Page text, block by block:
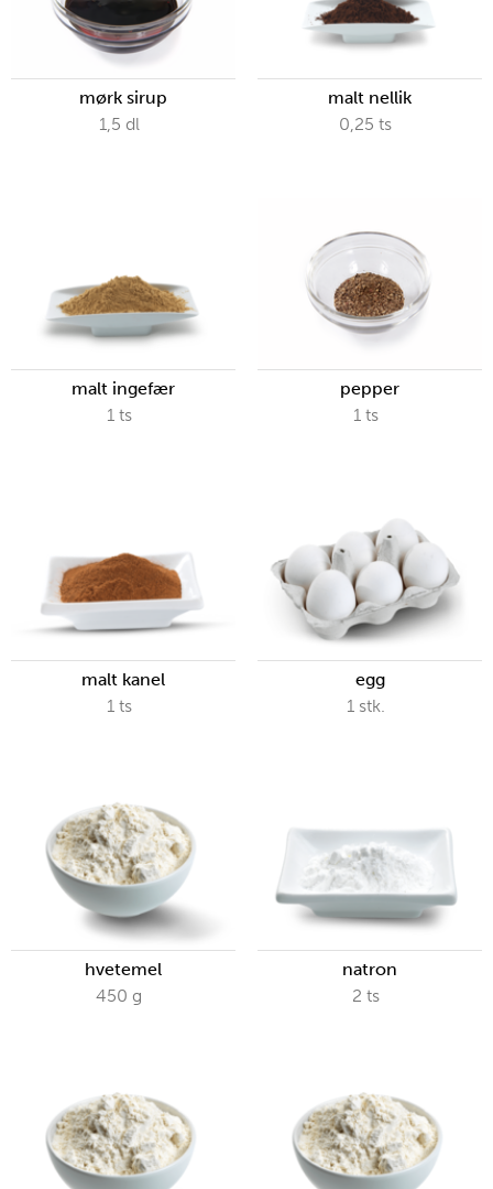
mørk sirup
1,5 dl
malt nellik
0,25 ts
malt ingefær
1 ts
pepper
1 ts
malt kanel
1 ts
egg
1 stk.
hvetemel
450 g
natron
2 ts